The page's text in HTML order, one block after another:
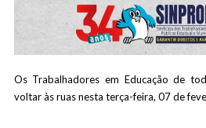
Os Trabalhadores em Educação de
voltar às ruas nesta terça-feira, 07 de